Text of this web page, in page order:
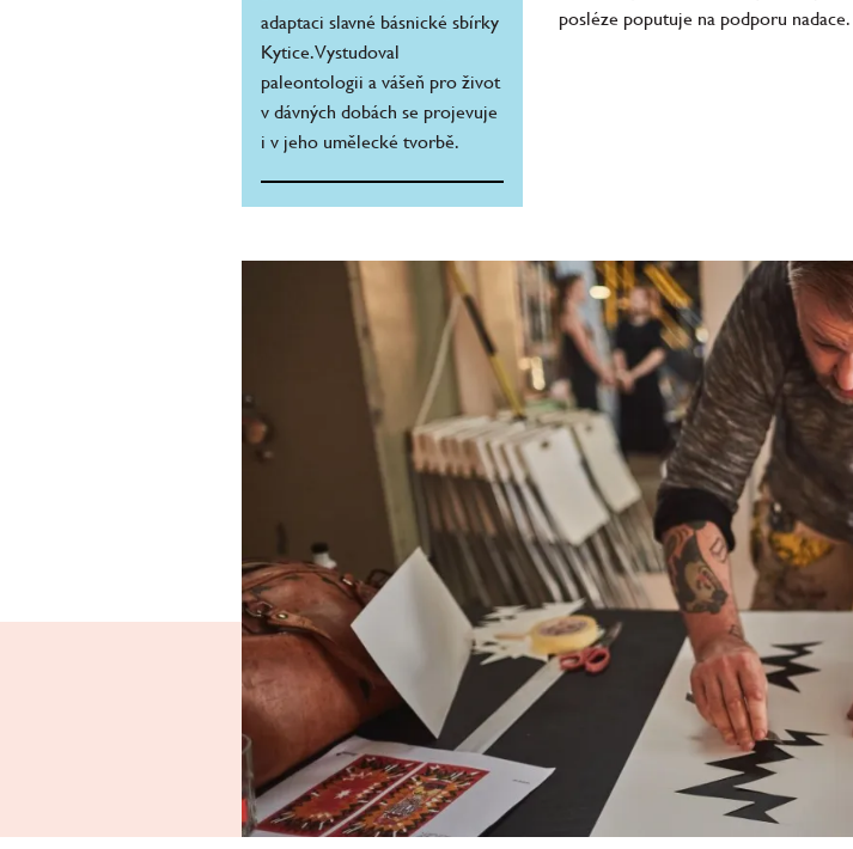
adaptaci slavné básnické sbírky
Kytice. Vystudoval
paleontologii a vášeň pro život
v dávných dobách se projevuje
i v jeho umělecké tvorbě.
posléze poputuje na podporu nadace.